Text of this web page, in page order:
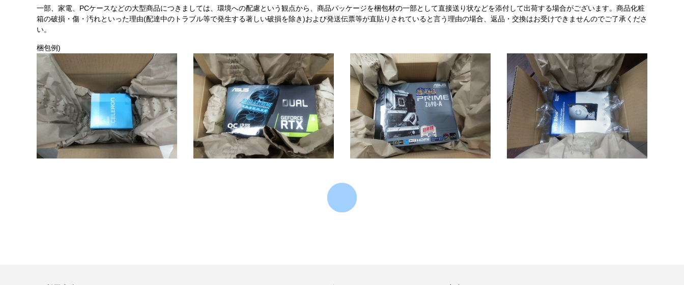
一部、家電、PCケースなどの大型商品につきましては、環境への配慮という観点から、商品パッケージを梱包材の一部として直接送り状などを添付して出荷する場合がございます。商品化粧
箱の破損・傷・汚れといった理由(配達中のトラブル等で発生する著しい破損を除き)および発送伝票等が直貼りされていると言う理由の場合、返品・交換はお受けできませんのでご了承くださ
い。
梱包例)